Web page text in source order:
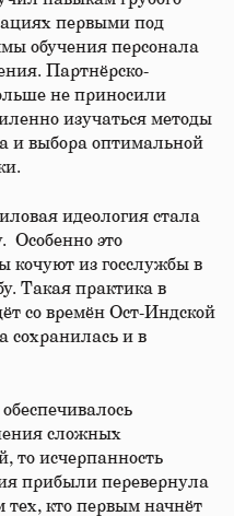
первыми под
обучения персонала
Партнёрско-
не приносили
изучаться методы
и выбора оптимальной
идеология стала
Особенно это
кочуют из госслужбы в
Такая практика в
со времён Ост-Индской
сохранилась и в
сложных
то исчерпанность
прибыли перевернула
кто первым начнёт